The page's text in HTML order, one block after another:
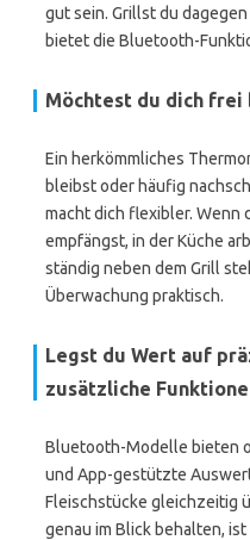
gut sein. Grillst du
bietet die Bluetooth-
Möchtest du dich frei
Ein herkömmliches
bleibst oder häufig
macht dich flexibler. Wenn
empfängst, in der Küche
ständig neben dem Grill
Überwachung praktisch.
Legst du Wert auf
zusätzliche
Bluetooth-Modelle bieten
und App-gestützte
Fleischstücke gleichzeitig
genau im Blick behalten,